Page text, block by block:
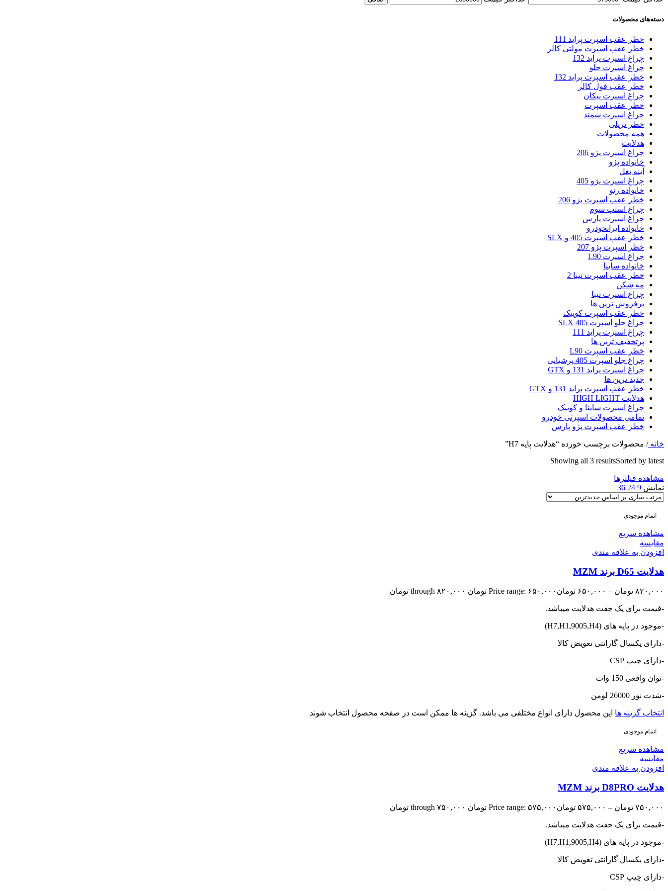
دسته‌های محصولات
خطر عقب اسپرت پراید 111
خطر عقب اسپرت مولتی کالر
چراغ اسپرت پراید 132
چراغ اسپرت جلو
خطر عقب اسپرت پراید 132
خطر عقب فول کالر
چراغ اسپرت پیکان
خطر عقب اسپرت
چراغ اسپرت سمند
خطر تریلی
همه محصولات
هدلایت
چراغ اسپرت پژو 206
خانواده پژو
آینه بغل
چراغ اسپرت پژو 405
خانواده رنو
خطر عقب اسپرت پژو 206
چراغ استپ سوم
چراغ اسپرت پارس
خانواده ایرانخودرو
خطر عقب اسپرت 405 و SLX
خطر اسپرت پژو 207
چراغ اسپرت L90
خانواده سایپا
خطر عقب اسپرت تیبا 2
مه شکن
چراغ اسپرت تیبا
پرفروش ترین ها
خطر عقب اسپرت کوییک
چراغ جلو اسپرت 405 SLX
چراغ اسپرت پراید 111
پرتخفیف ترین ها
خطر عقب اسپرت L90
چراغ جلو اسپرت 405 پرشیایی
چراغ اسپرت پراید 131 و GTX
جدید ترین ها
خطر عقب اسپرت پراید 131 و GTX
هدلایت HIGH LIGHT
چراغ اسپرت ساینا و کوییک
تمامی محصولات اسپرتی خودرو
خطر عقب اسپرت پژو پارس
خانه/ محصولات برچسب خورده “هدلایت پایه H7”
Showing all 3 resultsSorted by latest
مشاهده فیلترها
نمایش 9
24
36
اتمام موجودی
مشاهده سریع
مقایسه
افزودن به علاقه مندی
هدلایت D65 برند MZM
۸۲۰,۰۰۰ تومان – ۶۵۰,۰۰۰ تومان Price range: ۶۵۰,۰۰۰ تومان through ۸۲۰,۰۰۰ تومان
-قیمت برای یک جفت هدلایت میباشد.
-موجود در پایه های (H7,H1,9005,H4)
-دارای یکسال گارانتی تعویض کالا
-دارای چیپ CSP
-توان واقعی 150 وات
-شدت نور 26000 لومن
انتخاب گزینه ها این محصول دارای انواع مختلفی می باشد. گزینه ها ممکن است در صفحه محصول انتخاب شوند
اتمام موجودی
مشاهده سریع
مقایسه
افزودن به علاقه مندی
هدلایت D8PRO برند MZM
۷۵۰,۰۰۰ تومان – ۵۷۵,۰۰۰ تومان Price range: ۵۷۵,۰۰۰ تومان through ۷۵۰,۰۰۰ تومان
-قیمت برای یک جفت هدلایت میباشد.
-موجود در پایه های (H7,H1,9005,H4)
-دارای یکسال گارانتی تعویض کالا
-دارای چیپ CSP